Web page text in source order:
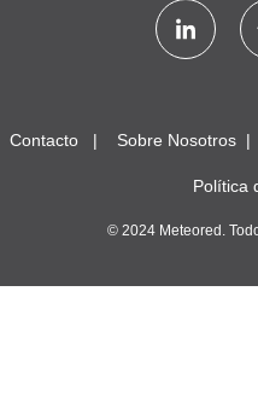
Contacto Sobre Nosotros
Política
© 2024 Meteored.